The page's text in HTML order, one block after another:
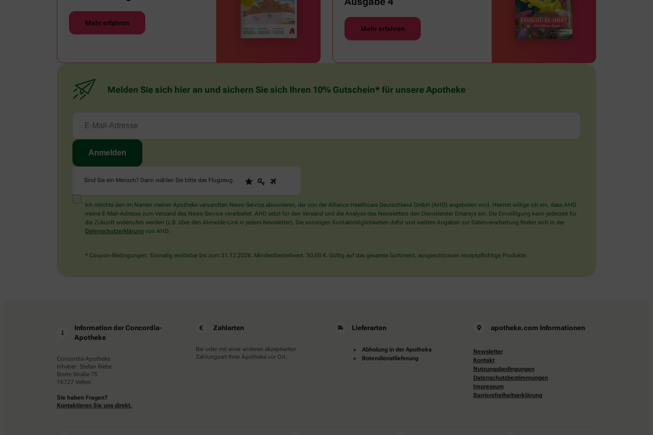
Abkühlung.
Mehr erfahren
Mehr erfahren
Melden Sie sich hier an und sichern Sie sich Ihren 10% Gutschein* für unsere Apotheke
Sind Sie ein Mensch? Dann wählen Sie bitte das Flugzeug
Sind
Sie
Mensch?
Dann
wählen
Flugzeug.
1 2
Ich möchte den im Namen meiner Apotheke versandten News-Service abonnieren, der von der Alliance Healthcare Deutschland GmbH (AHD) angeboten wird. Hiermit willige ich ein, dass AHD
meine E-Mail-Adresse zum Versand des News-Service verarbeitet. AHD setzt für den Versand und die Analyse des Newsletters den Dienstleister Emarsys ein. Die Einwilligung kann jederzeit für
die Zukunft widerrufen werden (z.B. über den Abmelde-Link in jedem Newsletter). Die sonstigen Kontaktmöglichkeiten dafür und weitere Angaben zur Datenverarbeitung finden sich in der
Datenschutzerklärung von AHD.
* Coupon-Bedingungen: Einmalig einlösbar bis zum 31.12.2026. Mindestbestellwert: 50,00 €. Gültig auf das gesamte Sortiment, ausgeschlossen rezeptpflichtige Produkte.
Information der Concordia-
Apotheke
Concordia-Apotheke
Inhaber: Stefan Riebe
Breite Straße 75
16727 Velten
Sie haben Fragen?
Kontaktieren Sie uns direkt.
Zahlarten
Bar oder mit einer anderen akzeptierten
Zahlungsart Ihrer Apotheke vor Ort.
Lieferarten
Abholung in der Apotheke
Botendienstlieferung
apotheke.com Informationen
Newsletter
Kontakt
Nutzungsbedingungen
Datenschutzbestimmungen
Impressum
Barrierefreiheitserklärung